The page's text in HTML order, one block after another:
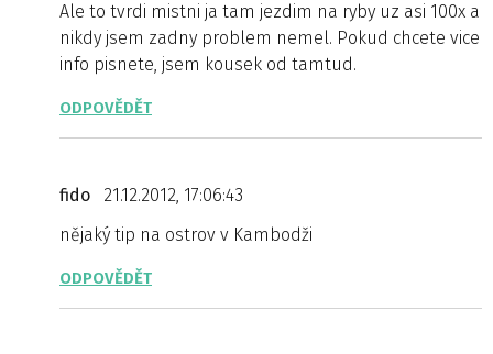
Ale to tvrdi mistni ja tam jezdim na ryby uz asi 100x a
nikdy jsem zadny problem nemel. Pokud chcete vice
info pisnete, jsem kousek od tamtud.
ODPOVĚDĚT
fido
21.12.2012, 17:06:43
nějaký tip na ostrov v Kambodži
ODPOVĚDĚT